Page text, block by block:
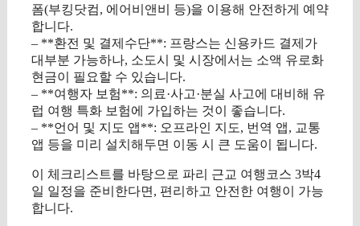
폼(부킹닷컴, 에어비앤비 등)을 이용해 안전하게 예약
합니다.
– **환전 및 결제수단**: 프랑스는 신용카드 결제가
대부분 가능하나, 소도시 및 시장에서는 소액 유로화
현금이 필요할 수 있습니다.
– **여행자 보험**: 의료·사고·분실 사고에 대비해 유
럽 여행 특화 보험에 가입하는 것이 좋습니다.
– **언어 및 지도 앱**: 오프라인 지도, 번역 앱, 교통
앱 등을 미리 설치해두면 이동 시 큰 도움이 됩니다.
이 체크리스트를 바탕으로 파리 근교 여행코스 3박4
일 일정을 준비한다면, 편리하고 안전한 여행이 가능
합니다.